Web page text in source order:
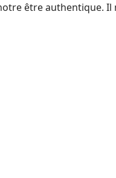
être authentique. Il